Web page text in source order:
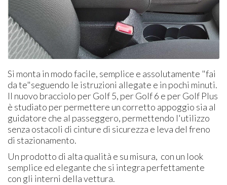
Si monta in modo facile, semplice e assolutamente "fai
da te"seguendo le istruzioni allegate e in pochi minuti.
Il nuovo bracciolo per Golf 5, per Golf 6 e per Golf Plus
è studiato per permettere un corretto appoggio sia al
guidatore che al passeggero, permettendo l'utilizzo
senza ostacoli di cinture di sicurezza e leva del freno
di stazionamento.
Un prodotto di alta qualità e su misura, con un look
semplice ed elegante che si integra perfettamente
con gli interni della vettura.